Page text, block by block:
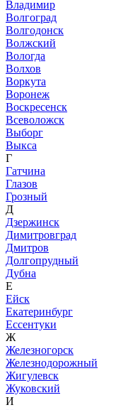
Владимир
Волгоград
Волгодонск
Волжский
Вологда
Волхов
Воркута
Воронеж
Воскресенск
Всеволожск
Выборг
Выкса
Г
Гатчина
Глазов
Грозный
Д
Дзержинск
Димитровград
Дмитров
Долгопрудный
Дубна
Е
Ейск
Екатеринбург
Ессентуки
Ж
Железногорск
Железнодорожный
Жигулевск
Жуковский
И